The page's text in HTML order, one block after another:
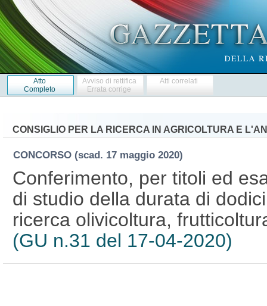
Atto
Completo
Avviso di rettifica
Errata corrige
Atti correlati
CONSIGLIO PER LA RICERCA IN AGRICOLTURA E
CONCORSO (scad. 17 maggio 2020)
Conferimento, per titoli ed
di studio della durata di
ricerca olivicoltura,
(GU n.31 del 17-04-2020)